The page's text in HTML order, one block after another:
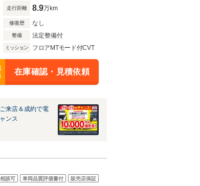
走行距離 8.9万km
修復歴 なし
整備 法定整備付
ミッション フロアMTモード付CVT
在庫確認・見積依頼
来店＆成約で電
ンス
談可 車両品質評価書付 販売店保証